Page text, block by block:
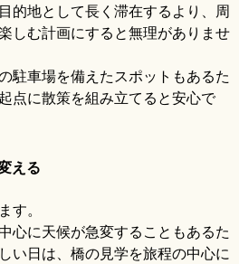
的地として長く滞在するより、周
しむ計画にすると無理がありませ
駐車場を備えたスポットもあるた
点に散策を組み立てると安心で
える
す。
心に天候が急変することもあるた
い日は、橋の見学を旅程の中心に